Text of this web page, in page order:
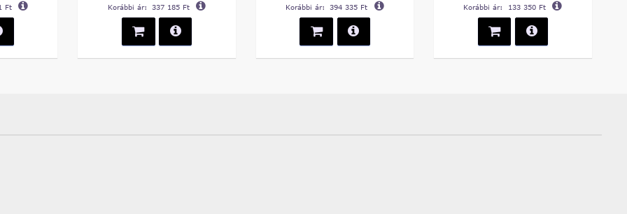
Ft Korábbi ár: 337 185 Ft Korábbi ár: 394 335 Ft Korábbi ár: 133 350 Ft